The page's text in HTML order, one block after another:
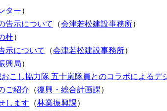
ター）
告示について （会津若松建設事務所）
杜）
示について （会津若松建設事務所）
興局）
こし協力隊 五十嵐隊員とのコラボによるデ
ご紹介 （復興・総合計画課）
します （林業振興課）